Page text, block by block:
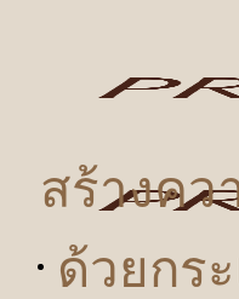
สร้างคว
ด้วยกร